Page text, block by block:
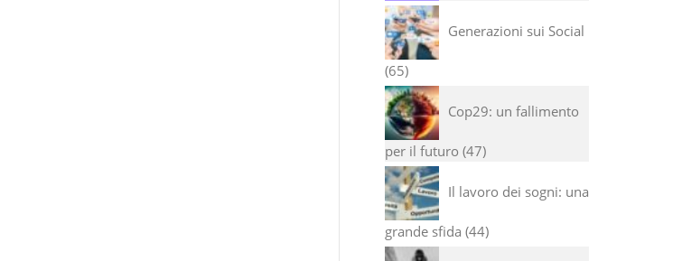
Generazioni sui Social
65
Cop29: un fallimento
per il futuro 47
Il lavoro dei sogni: una
grande sfida 44